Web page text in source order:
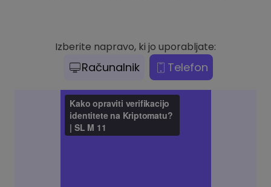
Izberite napravo, ki jo uporabljate:
Računalnik Telefon